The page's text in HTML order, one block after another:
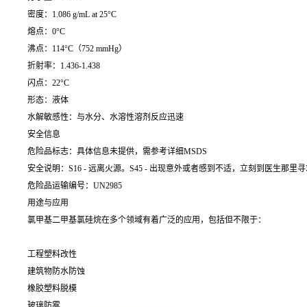
密度：1.086 g/mL at 25°C
熔点：0°C
沸点：114°C（752 mmHg）
折射率：1.436-1.438
闪点：22°C
形态：液体
水解敏感性：与水分、水溶性溶剂反应迅速
安全信息
危险品标志：具体信息未提供，需参考详细MSDS
安全说明：S16 - 远离火源。S45 - 出现意外或者感到不适，立刻到医生那里
危险品运输编号：UN2985
用途与应用
氯甲基二甲基氯硅烷在多个领域有着广泛的应用，包括但不限于：
工程塑料改性
建筑物防水防蚀
橡胶塑料脱模